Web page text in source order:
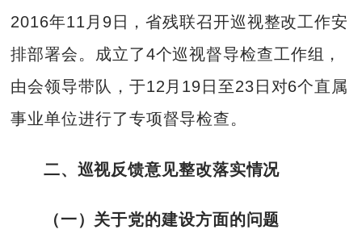
2016年11月9日，省残联召开巡视整改工作安
排部署会。成立了4个巡视督导检查工作组，
由会领导带队，于12月19日至23日对6个直属
事业单位进行了专项督导检查。
二、巡视反馈意见整改落实情况
（一）关于党的建设方面的问题